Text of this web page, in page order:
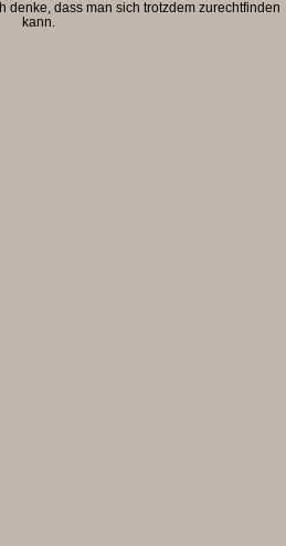
denke, dass man sich trotzdem zurechtfinden
kann.